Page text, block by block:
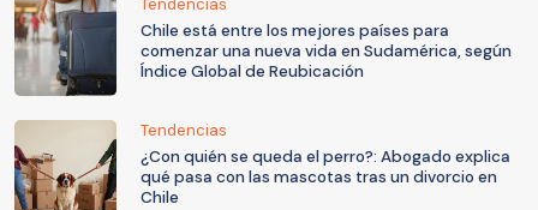
Tendencias
Chile está entre los mejores países para
comenzar una nueva vida en Sudamérica, según
Índice Global de Reubicación
Tendencias
¿Con quién se queda el perro?: Abogado explica
qué pasa con las mascotas tras un divorcio en
Chile